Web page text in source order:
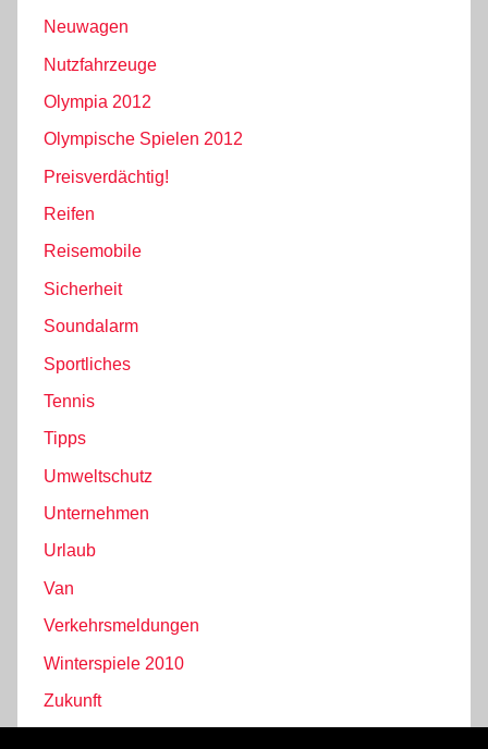
Neuwagen
Nutzfahrzeuge
Olympia 2012
Olympische Spielen 2012
Preisverdächtig!
Reifen
Reisemobile
Sicherheit
Soundalarm
Sportliches
Tennis
Tipps
Umweltschutz
Unternehmen
Urlaub
Van
Verkehrsmeldungen
Winterspiele 2010
Zukunft